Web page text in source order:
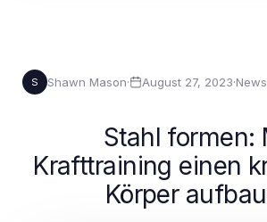
S Shawn Mason· August 27, 2023·
Stahl formen:
Krafttraining einen
Körper